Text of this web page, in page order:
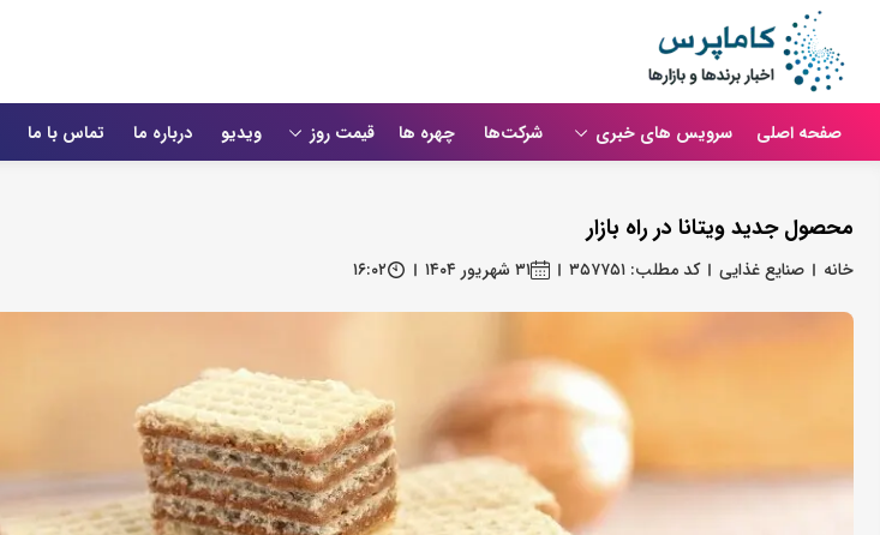
صفحه اصلی سرویس های خبری شرکت‌ها چهره ها قیمت روز ویدیو درباره ما تماس با ما
محصول جدید ویتانا در راه بازار
خانه صنایع غذایی کد مطلب: ۳۵۷۷۵۱ ۳۱ شهریور ۱۴۰۴ ۱۶:۰۲